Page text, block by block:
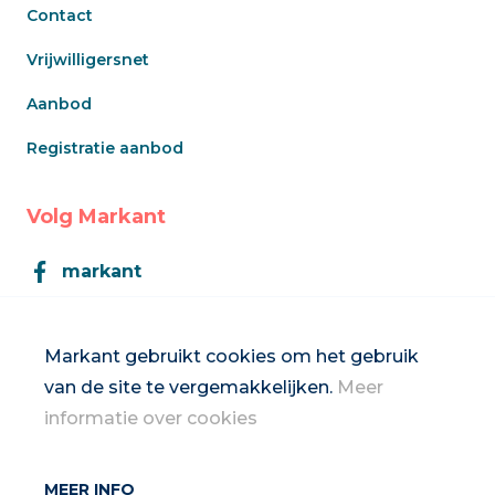
Markant gebruikt cookies om het gebruik
van de site te vergemakkelijken. Meer
informatie over cookies
MEER INFO
Contact
Vrijwilligersnet
Aanbod
Registratie aanbod
Volg Markant
markant
Inschrijven op de nieuwsbrief